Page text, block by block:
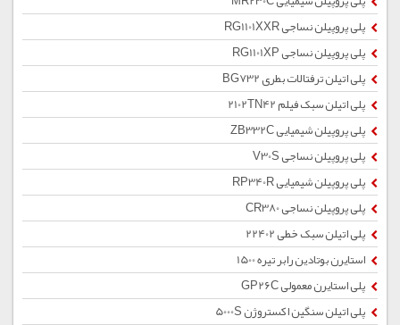
پلی پروپیلن نساجی RG1101XXR
پلی پروپیلن نساجی RG1101XP
پلی اتیلن ترفتالات بطری BG732
پلی اتیلن سبک فیلم 2102TN42
پلی پروپیلن شیمیایی ZB332C
پلی پروپیلن نساجی V30S
پلی پروپیلن شیمیایی RP340R
پلی پروپیلن نساجی CR380
پلی اتیلن سبک خطی 22402
استایرن بوتادین رابر تیره 1500
پلی استایرن معمولی GP26C
پلی اتیلن سنگین اکستروژن 5000S